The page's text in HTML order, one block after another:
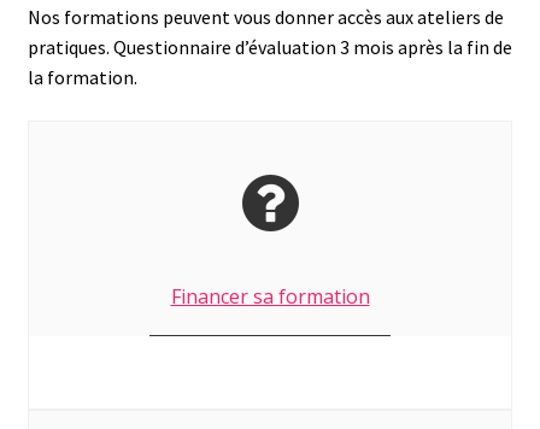
Nos formations peuvent vous donner accès aux ateliers de
pratiques. Questionnaire d’évaluation 3 mois après la fin de
la formation.
Financer sa formation